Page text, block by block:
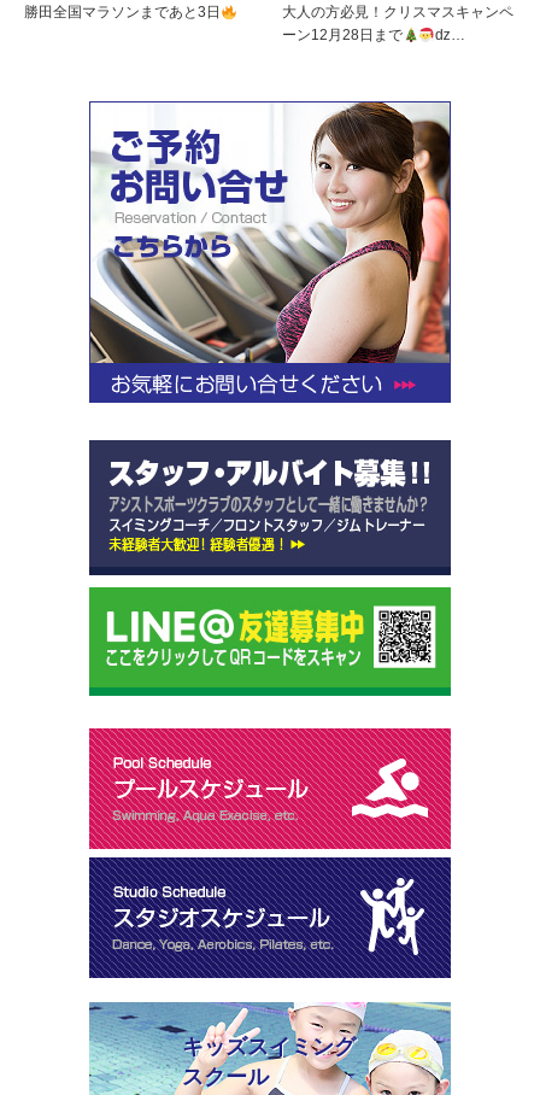
勝田全国マラソンまであと3日
大人の方必見！クリスマスキャンペ
ーン12月28日まで
ǳ…
キッズスイミング
スクール